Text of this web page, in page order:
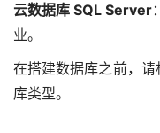
云数据库 SQL Server
业。
在搭建数据库之前，
库类型。